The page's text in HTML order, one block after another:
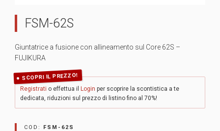
FSM-62S
Giuntatrice a fusione con allineamento sul Core 62S –
FUJIKURA
SCOPRI IL PREZZO!
Registrati o effettua il Login per scoprire la scontistica a te
dedicata, riduzioni sul prezzo di listino fino al 70%!
COD: FSM-62S